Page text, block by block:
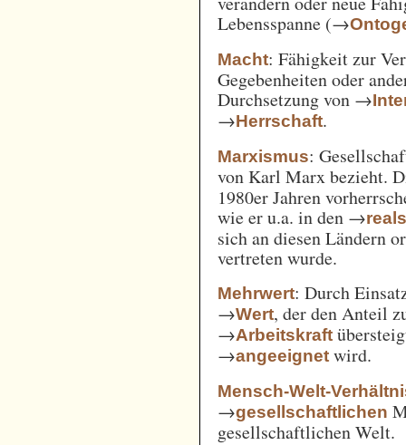
Lebensspanne (→
Macht: Fähigkeit zur
Gegebenheiten oder
Durchsetzung von →
→Herrschaft.
Marxismus:
von Karl Marx bezieht.
1980er Jahren
wie er u.a. in den →
sich an diesen Ländern
vertreten wurde.
Mehrwert: Durch
→Wert, der den Anteil
→Arbeitskraft
→angeeignet wird.
Mensch-Welt-
→gesellschaftlichen
gesellschaftlichen Welt.